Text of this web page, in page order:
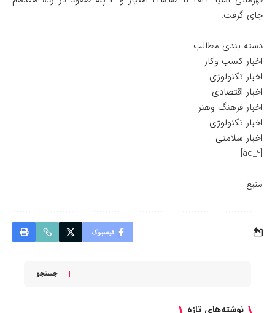
جای گرفت.
دسته بندی مطالب
اخبار کسب وکار
اخبار تکنولوژی
اخبار اقتصادی
اخبار فرهنگ وهنر
اخبار تکنولوژی
اخبار سلامتی
[ad_2]
منبع
فیسبوک
جستجو
نوشته‌های تازه